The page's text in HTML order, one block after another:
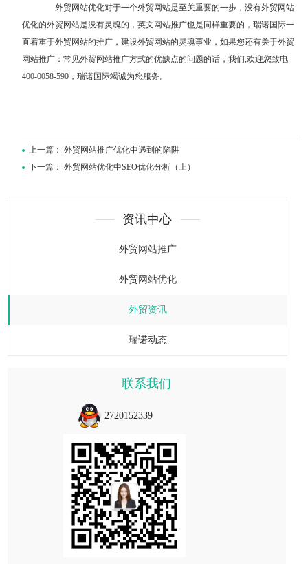
外贸网站优化对于一个外贸网站是至关重要的一步，没有外贸网站
优化的外贸网站是没有灵魂的，英文网站推广也是同样重要的，瑞诺国际一
直着重于外贸网站的推广，建设外贸网站的灵魂事业，如果您还有关于外贸
网站推广：常见外贸网站推广方式的优缺点的问题的话，我们,欢迎您致电
400-0058-590，瑞诺国际竭诚为您服务。
上一篇：外贸网站推广优化中遇到的陷阱
下一篇：外贸网站优化中SEO优化分析（上）
资讯中心
外贸网站推广
外贸网站优化
外贸资讯
瑞诺动态
联系我们
2720152339